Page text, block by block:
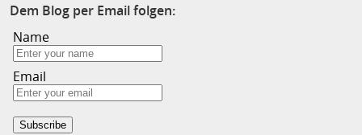
Dem Blog per Email folgen:
Name
Email